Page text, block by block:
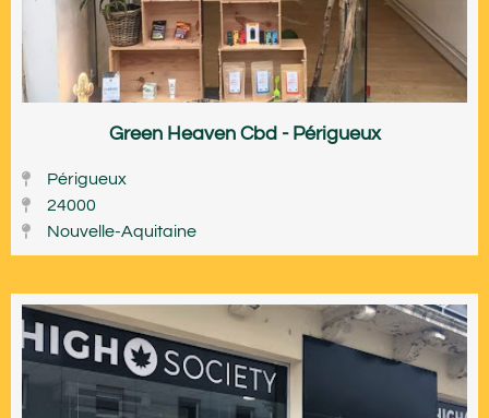
Green Heaven Cbd - Périgueux
Périgueux
24000
Nouvelle-Aquitaine